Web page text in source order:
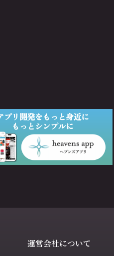
運営会社について